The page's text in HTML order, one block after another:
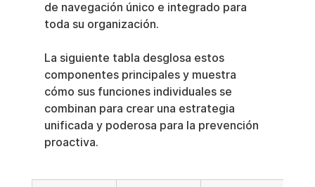
de navegación único e integrado para
toda su organización.
La siguiente tabla desglosa estos
componentes principales y muestra
cómo sus funciones individuales se
combinan para crear una estrategia
unificada y poderosa para la prevención
proactiva.